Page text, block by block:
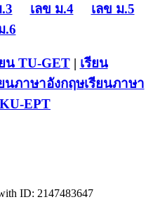
เลข ม.4
เลข ม.5
.6
น TU-GET| เรียน
นภาษาอังกฤษเรียนภาษา
EPT
ID: 2147483647